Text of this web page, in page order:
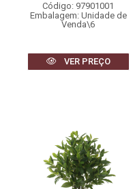
Código: 97901001
Embalagem: Unidade de
Venda\6
VER PREÇO